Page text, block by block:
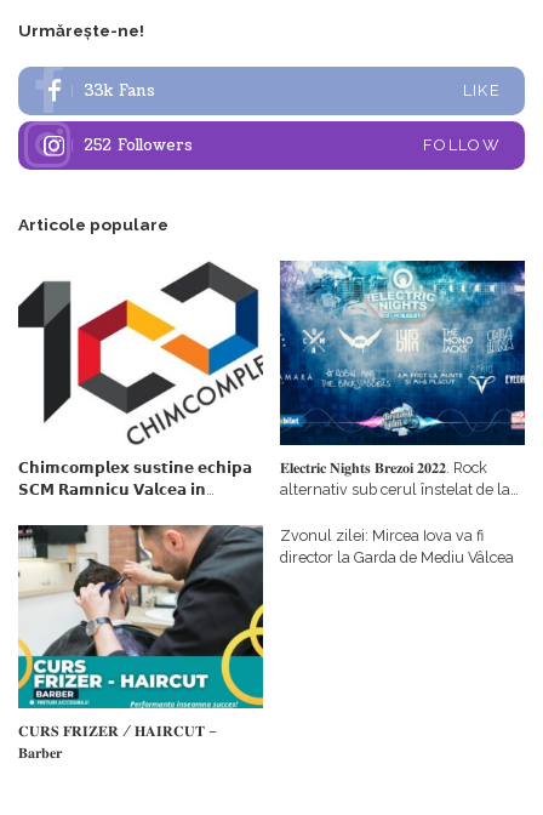
Urmărește-ne!
33k Fans LIKE
252 Followers FOLLOW
Articole populare
𝗖𝗵𝗶𝗺𝗰𝗼𝗺𝗽𝗹𝗲𝘅 𝘀𝘂𝘀𝘁𝗶𝗻𝗲 𝗲𝗰𝗵𝗶𝗽𝗮
𝗦𝗖𝗠 𝗥𝗮𝗺𝗻𝗶𝗰𝘂 𝗩𝗮𝗹𝗰𝗲𝗮 𝗶𝗻
𝗳𝗶𝗻𝗮𝗻𝘁𝗮𝘁𝗼𝗿
𝐄𝐥𝐞𝐜𝐭𝐫𝐢𝐜 𝐍𝐢𝐠𝐡𝐭𝐬 𝐁𝐫𝐞𝐳𝐨𝐢 𝟐𝟎𝟐𝟐. Rock
alternativ sub cerul înstelat de la
𝐂𝐔𝐑𝐒 𝐅𝐑𝐈𝐙𝐄𝐑 / 𝐇𝐀𝐈𝐑𝐂𝐔𝐓 –
𝐁𝐚𝐫𝐛𝐞𝐫
Zvonul zilei: Mircea Iova va fi
director la Garda de Mediu Vâlcea